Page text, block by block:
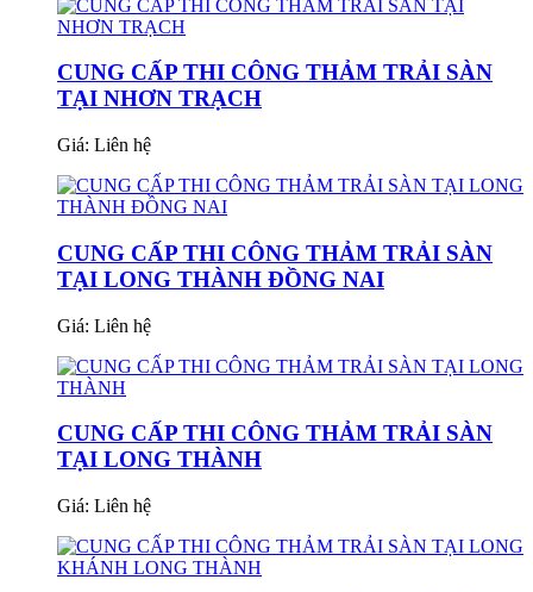
CUNG CẤP THI CÔNG THẢM TRẢI SÀN
TẠI NHƠN TRẠCH
Giá: Liên hệ
CUNG CẤP THI CÔNG THẢM TRẢI SÀN
TẠI LONG THÀNH ĐỒNG NAI
Giá: Liên hệ
CUNG CẤP THI CÔNG THẢM TRẢI SÀN
TẠI LONG THÀNH
Giá: Liên hệ